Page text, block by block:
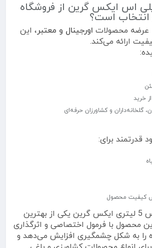
اس ایکس گرین از فروشگاه
انتخاب است؟
عرضه محصولات اورجینال و معتبر، این
ارائه می‌کند.
خرید
گلخانه‌داران و کشاورزان حرفه‌ای
قدرتمند برای:
کیفیت محصول
هستید،کود پلی اس 5 لیتری ایکس گرین یکی از بهترین
محصول با فرمول اختصاصی و اثرگذاری
را به شکل چشمگیری افزایش می‌دهد و